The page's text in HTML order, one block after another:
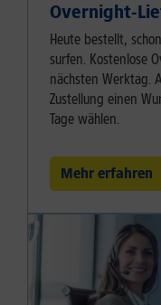
Overnight-
Heute bestellt,
surfen. Kostenlose
nächsten Werktag.
Zustellung einen
Tage wählen.
Mehr erfahren